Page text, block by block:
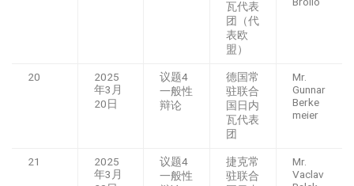
瓦代表
团（代
表欧
盟）
20
2025
年3月
20日
议题4
一般性
辩论
德国常
驻联合
国日内
瓦代表
团
Mr.
Gunnar
Berke
meier
21
2025
年3月
议题4
一般性
捷克常
驻联合
Mr.
Vaclav